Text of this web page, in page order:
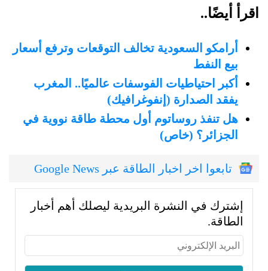
اقرأ أيضًا..
أرامكو السعودية تخالف التوقعات وترفع أسعار
بيع النفط
أكبر احتياطيات الفوسفات عالميًا.. المغرب
يفقد الصدارة (إنفوغرافيك)
هل تنفذ روساتوم أول محطة طاقة نووية في
الجزائر؟ (خاص)
تابعوا اخر اخبار الطاقة عبر Google News
إشترك في النشرة البريدية ليصلك أهم أخبار
الطاقة.